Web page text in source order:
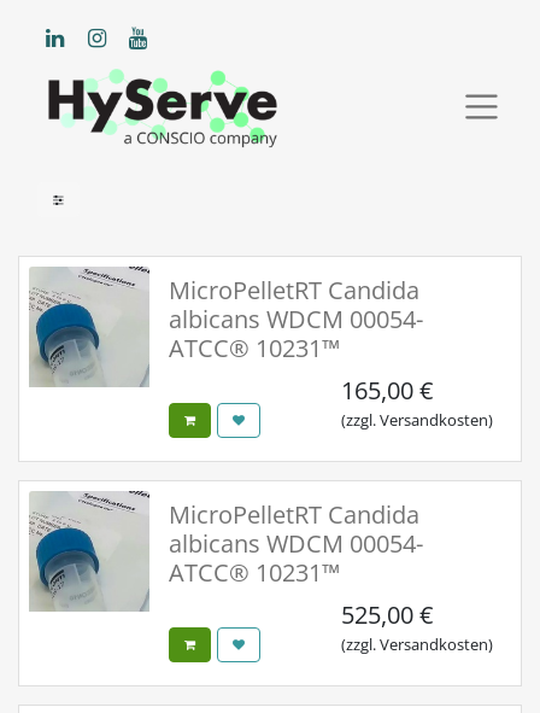
MicroPelletRT Candida
albicans WDCM 00054-
ATCC® 10231™
165,00€
(zzgl. Versandkosten)
MicroPelletRT Candida
albicans WDCM 00054-
ATCC® 10231™
525,00€
(zzgl. Versandkosten)